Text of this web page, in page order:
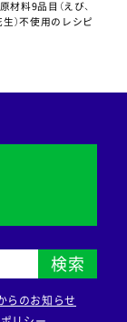
材料9品目（えび、
生）不使用のレシピ
検索
らのお知らせ